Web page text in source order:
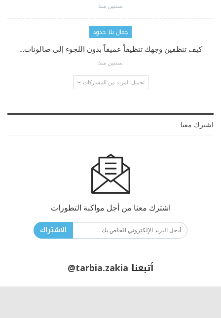
سنتين منذ
جمال بلا حدود
كيف تنظفين وجهك تنظيفاً عميقاً بدون اللجوء إلى صالونات…
سنتين منذ
تحميل المزيد من المشاركات
اشترك معنا
اشترك معنا من أجل مواكبة التطورات
الاشتراك
أتبعنا @tarbia.zakia